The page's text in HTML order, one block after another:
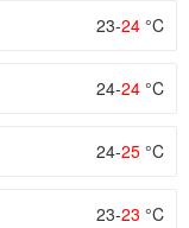
23-24 °C
24-24 °C
24-25 °C
23-23 °C